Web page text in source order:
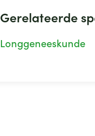
Gerelateerde
Longgeneeskunde